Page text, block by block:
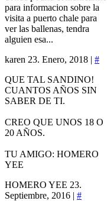
para informacion sobre la
visita a puerto chale para
ver las ballenas, tendra
alguien esa...
karen 23. Enero, 2018 | #
QUE TAL SANDINO!
CUANTOS AÑOS SIN
SABER DE TI.
CREO QUE UNOS 18 O
20 AÑOS.
TU AMIGO: HOMERO
YEE
HOMERO YEE 23.
Septiembre, 2016 | #